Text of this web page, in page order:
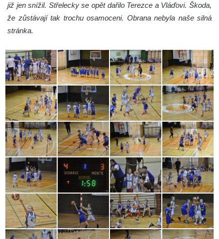
již jen snížil. Střelecky se opět dařilo Terezce a Vláďovi. Škoda,
že zůstávají tak trochu osamoceni. Obrana nebyla naše silná
stránka.